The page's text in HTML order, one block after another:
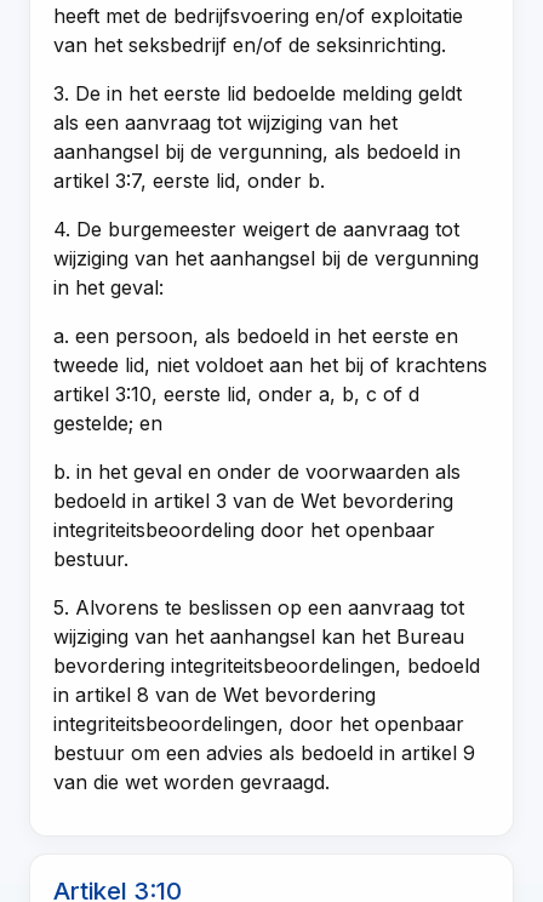
heeft met de bedrijfsvoering en/of exploitatie
van het seksbedrijf en/of de seksinrichting.
3. De in het eerste lid bedoelde melding geldt
als een aanvraag tot wijziging van het
aanhangsel bij de vergunning, als bedoeld in
artikel 3:7, eerste lid, onder b.
4. De burgemeester weigert de aanvraag tot
wijziging van het aanhangsel bij de vergunning
in het geval:
a. een persoon, als bedoeld in het eerste en
tweede lid, niet voldoet aan het bij of krachtens
artikel 3:10, eerste lid, onder a, b, c of d
gestelde; en
b. in het geval en onder de voorwaarden als
bedoeld in artikel 3 van de Wet bevordering
integriteitsbeoordeling door het openbaar
bestuur.
5. Alvorens te beslissen op een aanvraag tot
wijziging van het aanhangsel kan het Bureau
bevordering integriteitsbeoordelingen, bedoeld
in artikel 8 van de Wet bevordering
integriteitsbeoordelingen, door het openbaar
bestuur om een advies als bedoeld in artikel 9
van die wet worden gevraagd.
Artikel 3:10